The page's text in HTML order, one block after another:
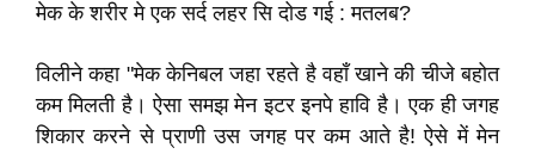
मेक के शरीर मे एक सर्द लहर सि दोड गई : मतलब?
विलीने कहा "मेक केनिबल जहा रहते है वहाँ खाने की चीजे बहोत
कम मिलती है। ऐसा समझ मेन इटर इनपे हावि है। एक ही जगह
शिकार करने से प्राणी उस जगह पर कम आते है! ऐसे में मेन